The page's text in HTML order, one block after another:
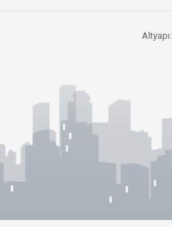
Altyapı: